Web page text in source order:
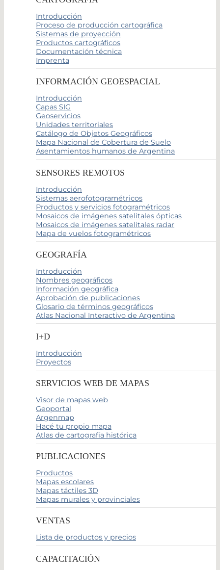
Introducción
Proceso de producción cartográfica
Sistemas de proyección
Productos cartográficos
Documentación técnica
Imprenta
INFORMACIÓN GEOESPACIAL
Introducción
Capas SIG
Geoservicios
Unidades territoriales
Catálogo de Objetos Geográficos
Mapa Nacional de Cobertura de Suelo
Asentamientos humanos de Argentina
SENSORES REMOTOS
Introducción
Sistemas aerofotogramétricos
Productos y servicios fotogramétricos
Mosaicos de imágenes satelitales ópticas
Mosaicos de imágenes satelitales radar
Mapa de vuelos fotogramétricos
GEOGRAFÍA
Introducción
Nombres geográficos
Información geográfica
Aprobación de publicaciones
Glosario de términos geográficos
Atlas Nacional Interactivo de Argentina
I+D
Introducción
Proyectos
SERVICIOS WEB DE MAPAS
Visor de mapas web
Geoportal
Argenmap
Hacé tu propio mapa
Atlas de cartografía histórica
PUBLICACIONES
Productos
Mapas escolares
Mapas táctiles 3D
Mapas murales y provinciales
VENTAS
Lista de productos y precios
CAPACITACIÓN